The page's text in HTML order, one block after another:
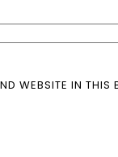
WEBSITE IN THIS